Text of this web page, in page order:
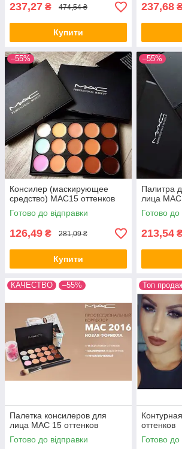
Плюси від
Широкий асортимент різних
Якість косметики, підтверджене
Знижки та акційні пропозиції для
Можливість дропшиппинга або
Переваги декоративної
Allegoriya
Модні відтінки сухих і
237,27 ₴ 474,54 ₴
Купити
237,68
–55%
Консилер (маскирующее
средство) МАС15 оттенков
Готово до відправки
126,49 ₴ 281,09 ₴
Купити
–55%
Палитра
лица МАС
Готово до
213,54
КАЧЕСТВО –55%
Палетка консилеров для
лица МАС 15 оттенков
Готово до відправки
Топ
оттенков
Готово до